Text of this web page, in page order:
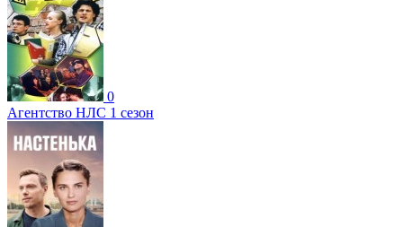
0
Агентство НЛС 1 сезон